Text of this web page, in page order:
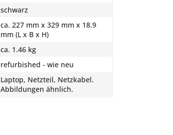
schwarz
ca. 227 mm x 329 mm x 18.9
mm (L x B x H)
ca. 1.46 kg
refurbished - wie neu
Laptop, Netzteil, Netzkabel.
Abbildungen ähnlich.